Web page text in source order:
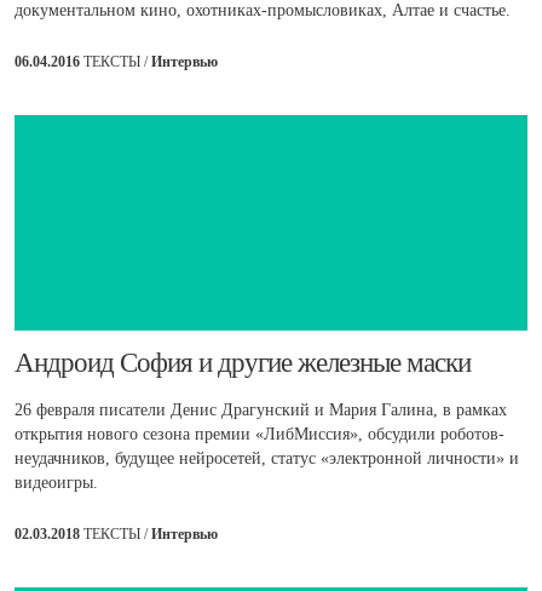
документальном кино, охотниках-промысловиках, Алтае и счастье.
06.04.2016 ТЕКСТЫ /Интервью
​Андроид София и другие железные маски
26 февраля писатели Денис Драгунский и Мария Галина, в рамках
открытия нового сезона премии «ЛибМиссия», обсудили роботов-
неудачников, будущее нейросетей, статус «электронной личности» и
видеоигры.
02.03.2018 ТЕКСТЫ /Интервью